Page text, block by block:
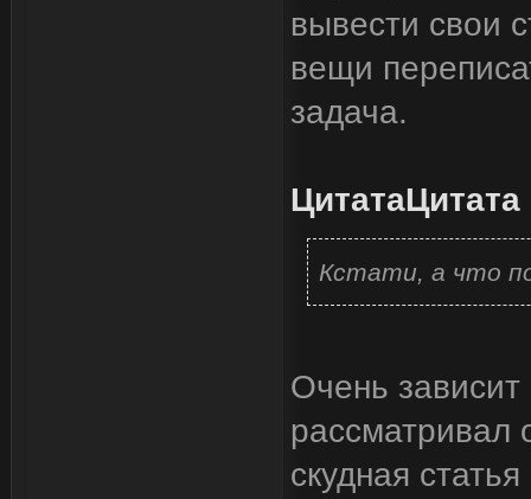
вывести свои
вещи
задача.
ЦитатаЦитата
Кстати, а что
Очень
рассматривал
скудная